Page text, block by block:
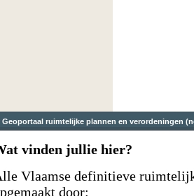
Geoportaal ruimtelijke plannen en verordeningen
vinden jullie hier?
Vlaamse definitieve
door: